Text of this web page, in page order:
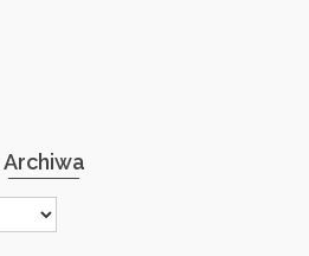
Archiwa